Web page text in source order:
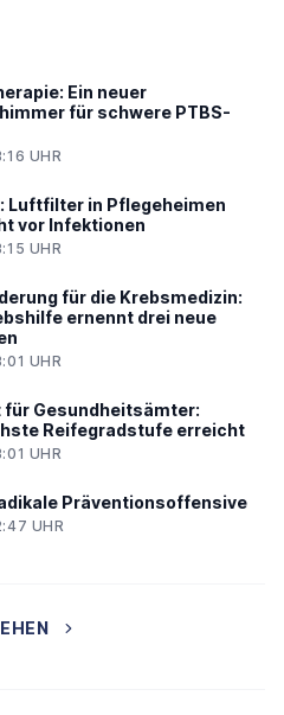
Ein neuer
für schwere PTBS-
UHR
Luftfilter in Pflegeheimen
vor Infektionen
UHR
für die Krebsmedizin:
ernennt drei neue
UHR
Gesundheitsämter:
Reifegradstufe erreicht
UHR
Präventionsoffensive
UHR